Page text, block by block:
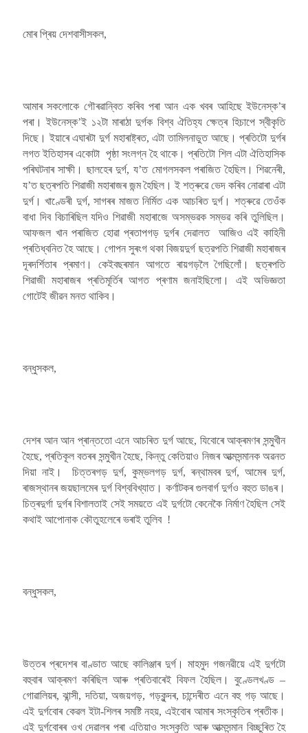
মোৰ প্ৰিয় দেশবাসীসকল,
আমাৰ সকলোকে গৌৰৱান্বিত কৰিব পৰা আন এক খবৰ আহিছে ইউনেস্ক’ৰ
পৰা। ইউনেস্ক’ই ১২টা মাৰাঠা দুৰ্গক বিশ্ব ঐতিহ্য ক্ষেত্ৰ হিচাপে স্বীকৃতি
দিছে। ইয়াৰে এঘাৰটা দুৰ্গ মহাৰাষ্ট্ৰত, এটা তামিলনাডুত আছে। প্ৰতিটো দুৰ্গৰ
লগত ইতিহাসৰ একোটা পৃষ্ঠা সংলগ্ন হৈ থাকে। প্ৰতিটো শিল এটা ঐতিহাসিক
পৰিঘটনাৰ সাক্ষী। ছালহেৰ দুৰ্গ, য’ত মোগলসকল পৰাজিত হৈছিল। শিৱনেৰী,
য’ত ছত্ৰপতি শিৱাজী মহাৰাজৰ জন্ম হৈছিল। ই শত্ৰুৱে ভেদ কৰিব নোৱাৰা এটা
দুৰ্গ। খাণ্ডেৰী দুৰ্গ, সাগৰৰ মাজত নিৰ্মিত এক আচৰিত দুৰ্গ। শত্ৰুৱে তেওঁক
বাধা দিব বিচাৰিছিল যদিও শিৱাজী মহাৰাজে অসম্ভৱক সম্ভৱ কৰি তুলিছিল।
আফজল খান পৰাজিত হোৱা প্ৰতাপগড় দুৰ্গৰ দেৱালত আজিও এই কাহিনী
প্ৰতিধ্বনিত হৈ আছে। গোপন সুৰংগ থকা বিজয়দুৰ্গ ছত্রপতি শিৱাজী মহাৰাজৰ
দূৰদৰ্শিতাৰ প্ৰমাণ। কেইবছৰমান আগতে ৰায়গড়লৈ গৈছিলোঁ। ছত্ৰপতি
শিৱাজী মহাৰাজৰ প্ৰতিমূৰ্তিৰ আগত প্ৰণাম জনাইছিলো। এই অভিজ্ঞতা
গোটেই জীৱন মনত থাকিব।
বন্ধুসকল,
দেশৰ আন আন প্ৰান্ততো এনে আচৰিত দুৰ্গ আছে, যিবোৰে আক্ৰমণৰ সন্মুখীন
হৈছে, প্ৰতিকূল বতৰৰ সন্মুখীন হৈছে, কিন্তু কেতিয়াও নিজৰ আত্মসন্মানক অৱনত
দিয়া নাই। চিত্তৰগড় দুৰ্গ, কুম্ভলগড় দুৰ্গ, ৰন্থামবৰ দুৰ্গ, আমেৰ দুৰ্গ,
ৰাজস্থানৰ জয়ছালমেৰ দুৰ্গ বিশ্ববিখ্যাত। কৰ্ণাটকৰ গুলবাৰ্গ দুৰ্গও বহুত ডাঙৰ।
চিত্ৰদুৰ্গা দুৰ্গৰ বিশালতাই সেই সময়তে এই দুৰ্গটো কেনেকৈ নিৰ্মাণ হৈছিল সেই
কথাই আপোনাক কৌতুহলেৰে ভৰাই তুলিব !
বন্ধুসকল,
উত্তৰ প্ৰদেশৰ বাণ্ডাত আছে কালিঞ্জাৰ দুৰ্গ। মাহমুদ গজনৱীয়ে এই দুৰ্গটো
বহুবাৰ আক্ৰমণ কৰিছিল আৰু প্ৰতিবাৰেই বিফল হৈছিল। বুণ্ডেলখণ্ড –
গোৱালিয়ৰ, ঝান্সী, দতিয়া, অজয়গড়, গড়কুন্দৰ, চান্দেৰীত এনে বহু গড় আছে।
এই দুৰ্গবোৰ কেৱল ইটা-শিলৰ সমষ্টি নহয়, এইবোৰ আমাৰ সংস্কৃতিৰ প্ৰতীক।
এই দুৰ্গবোৰৰ ওখ দেৱালৰ পৰা এতিয়াও সংস্কৃতি আৰু আত্মসন্মান বিচ্ছুৰিত হৈ